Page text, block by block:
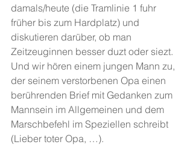
damals/heute (die Tramlinie 1 fuhr
früher bis zum Hardplatz) und
diskutieren darüber, ob man
Zeitzeuginnen besser duzt oder siezt.
Und wir hören einem jungen Mann zu,
der seinem verstorbenen Opa einen
berührenden Brief mit Gedanken zum
Mannsein im Allgemeinen und dem
Marschbefehl im Speziellen schreibt
(Lieber toter Opa, …).